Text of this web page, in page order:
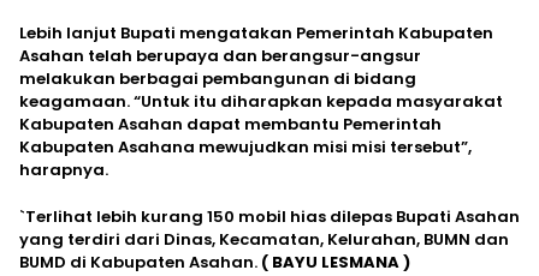
Lebih lanjut Bupati mengatakan Pemerintah Kabupaten
Asahan telah berupaya dan berangsur-angsur
melakukan berbagai pembangunan di bidang
keagamaan. “Untuk itu diharapkan kepada masyarakat
Kabupaten Asahan dapat membantu Pemerintah
Kabupaten Asahana mewujudkan misi misi tersebut”,
harapnya.
`Terlihat lebih kurang 150 mobil hias dilepas Bupati Asahan
yang terdiri dari Dinas, Kecamatan, Kelurahan, BUMN dan
BUMD di Kabupaten Asahan. ( BAYU LESMANA )